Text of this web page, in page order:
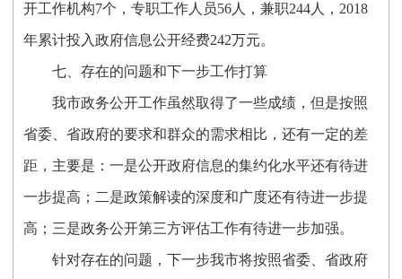
开工作机构7个，专职工作人员56人，兼职244人，2018
年累计投入政府信息公开经费242万元。
七、存在的问题和下一步工作打算
我市政务公开工作虽然取得了一些成绩，但是按照
省委、省政府的要求和群众的需求相比，还有一定的差
距，主要是：一是公开政府信息的集约化水平还有待进
一步提高；二是政策解读的深度和广度还有待进一步提
高；三是政务公开第三方评估工作有待进一步加强。
针对存在的问题，下一步我市将按照省委、省政府